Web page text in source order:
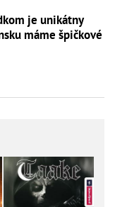
je unikátny
máme špičkové